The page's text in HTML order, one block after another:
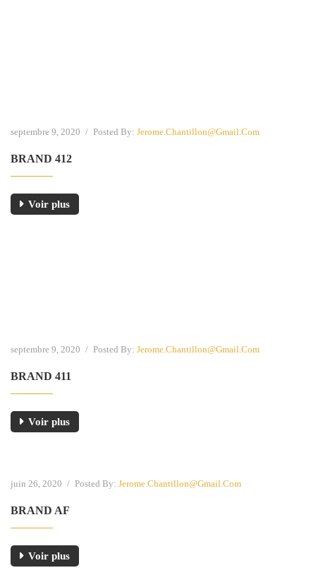
septembre 9, 2020 / Posted By: Jerome.chantillon@gmail.com
BRAND 412
Voir plus
septembre 9, 2020 / Posted By: Jerome.chantillon@gmail.com
BRAND 411
Voir plus
juin 26, 2020 / Posted By: Jerome.chantillon@gmail.com
BRAND AF
Voir plus